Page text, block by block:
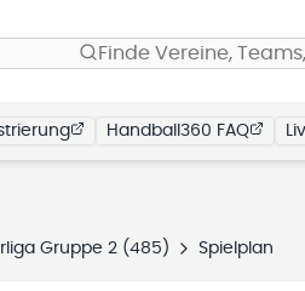
Finde Vereine,
Handball360 FAQ
Gruppe 2 (485) Spielplan